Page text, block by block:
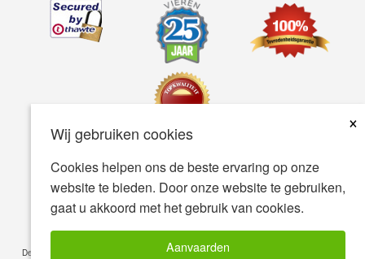
Wij gebruiken cookies
×
Cookies helpen ons de beste ervaring op onze
website te bieden. Door onze website te gebruiken,
gaat u akkoord met het gebruik van cookies.
Aanvaarden
Toegankelijkheid Gebruiksvoorwaarden Privacybeleid
Veiligheidsbeleid
© Copyright 2001-2026 BIOVEA. Alle Rechten Voorbehouden.
De informatie op deze site is uitsluitend bedoeld voor uw algemene kennis en is geen